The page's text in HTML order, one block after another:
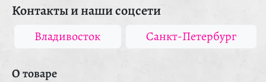
Контакты и наши соцсети
Владивосток Санкт-Петербург
О товаре